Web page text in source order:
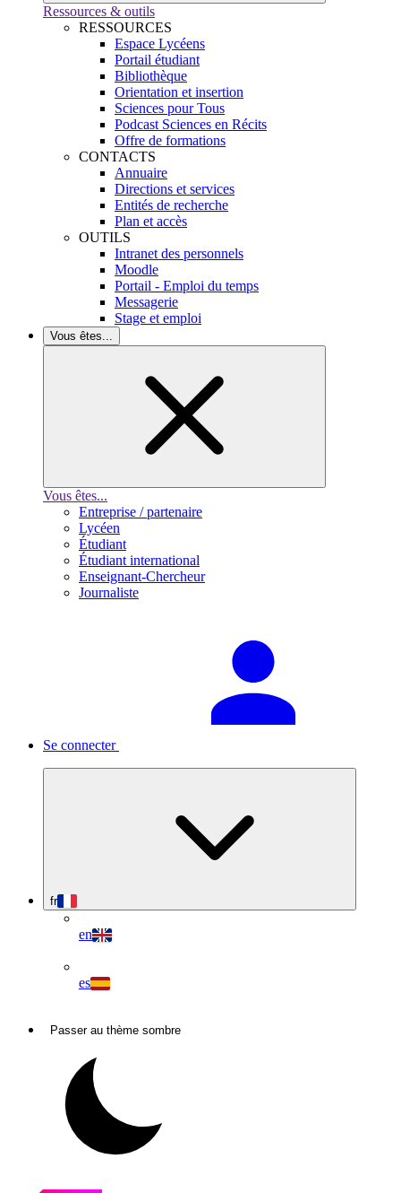
Ressources & outils
RESSOURCES
Espace Lycéens
Portail étudiant
Bibliothèque
Orientation et insertion
Sciences pour Tous
Podcast Sciences en Récits
Offre de formations
CONTACTS
Annuaire
Directions et services
Entités de recherche
Plan et accès
OUTILS
Intranet des personnels
Moodle
Portail - Emploi du temps
Messagerie
Stage et emploi
Vous êtes...
Vous êtes...
Entreprise / partenaire
Lycéen
Étudiant
Étudiant international
Enseignant-Chercheur
Journaliste
Se connecter
fr
en
es
Passer au thème sombre